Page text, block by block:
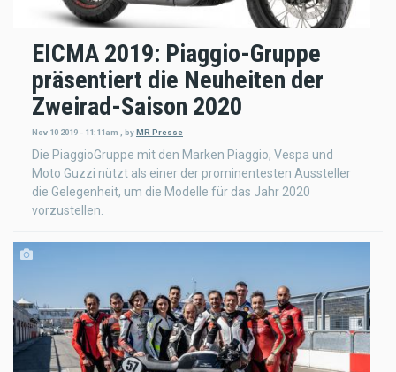
EICMA 2019: Piaggio-Gruppe
präsentiert die Neuheiten der
Zweirad-Saison 2020
Nov 10 2019 - 11:11am byMR Presse
Die PiaggioGruppe mit den Marken Piaggio, Vespa und
Moto Guzzi nützt als einer der prominentesten Aussteller
die Gelegenheit, um die Modelle für das Jahr 2020
vorzustellen.